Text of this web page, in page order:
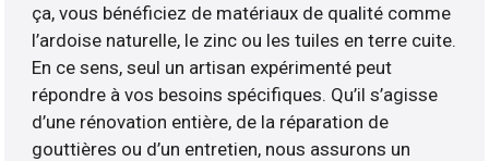
ça, vous bénéficiez de matériaux de qualité comme
l’ardoise naturelle, le zinc ou les tuiles en terre cuite.
En ce sens, seul un artisan expérimenté peut
répondre à vos besoins spécifiques. Qu’il s’agisse
d’une rénovation entière, de la réparation de
gouttières ou d’un entretien, nous assurons un